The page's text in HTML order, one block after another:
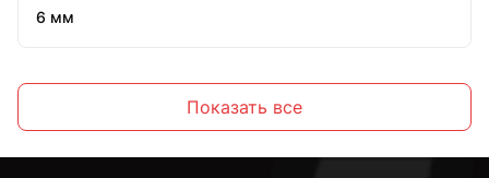
6 мм
Показать все